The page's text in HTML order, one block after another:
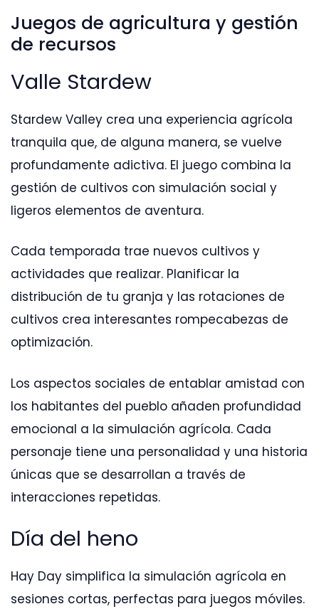
Juegos de agricultura y gestión
de recursos
Valle Stardew
Stardew Valley crea una experiencia agrícola
tranquila que, de alguna manera, se vuelve
profundamente adictiva. El juego combina la
gestión de cultivos con simulación social y
ligeros elementos de aventura.
Cada temporada trae nuevos cultivos y
actividades que realizar. Planificar la
distribución de tu granja y las rotaciones de
cultivos crea interesantes rompecabezas de
optimización.
Los aspectos sociales de entablar amistad con
los habitantes del pueblo añaden profundidad
emocional a la simulación agrícola. Cada
personaje tiene una personalidad y una historia
únicas que se desarrollan a través de
interacciones repetidas.
Día del heno
Hay Day simplifica la simulación agrícola en
sesiones cortas, perfectas para juegos móviles.